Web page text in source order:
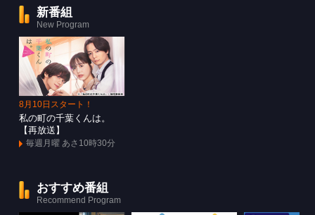
新番組
New Program
8月10日スタート！
私の町の千葉くんは。
【再放送】
毎週月曜 あさ10時30分
おすすめ番組
Recommend Program